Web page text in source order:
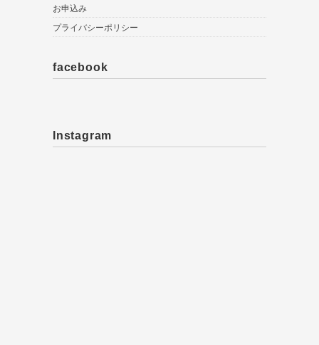
お申込み
プライバシーポリシー
facebook
Instagram